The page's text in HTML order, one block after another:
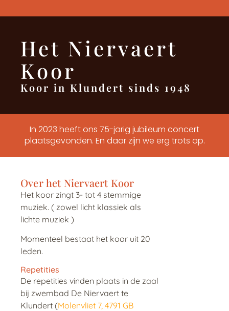
Het Niervaert
Koor
Koor in Klundert sinds 1948
In 2023 heeft ons 75-jarig jubileum concert
plaatsgevonden. En daar zijn we erg trots op.
Over het Niervaert Koor
Het koor zingt 3- tot 4 stemmige
muziek. ( zowel licht klassiek als
lichte muziek )
Momenteel bestaat het koor uit 20
leden.
Repetities
De repetities vinden plaats in de zaal
bij zwembad De Niervaert te
Klundert (Molenvliet 7, 4791 GB